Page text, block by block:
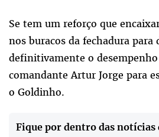
Se tem um reforço que
nos buracos da fechadura para
definitivamente o
comandante Artur Jorge para
o Goldinho.
Fique por dentro das